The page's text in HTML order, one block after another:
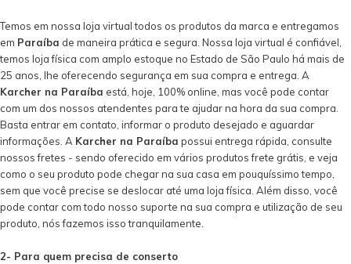
Temos em nossa loja virtual todos os produtos da marca e entregamos
em Paraíba de maneira prática e segura. Nossa loja virtual é confiável,
temos loja física com amplo estoque no Estado de São Paulo há mais de
25 anos, lhe oferecendo segurança em sua compra e entrega. A
Karcher na Paraíba está, hoje, 100% online, mas você pode contar
com um dos nossos atendentes para te ajudar na hora da sua compra.
Basta entrar em contato, informar o produto desejado e aguardar
informações. A Karcher na Paraíba possui entrega rápida, consulte
nossos fretes - sendo oferecido em vários produtos frete grátis, e veja
como o seu produto pode chegar na sua casa em pouquíssimo tempo,
sem que você precise se deslocar até uma loja física. Além disso, você
pode contar com todo nosso suporte na sua compra e utilização de seu
produto, nós fazemos isso tranquilamente.
2- Para quem precisa de conserto